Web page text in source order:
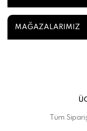
MAĞAZALARIMIZ
Tüm